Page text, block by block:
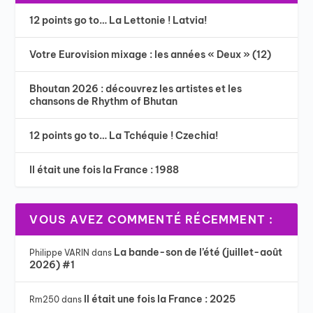
12 points go to… La Lettonie ! Latvia!
Votre Eurovision mixage : les années « Deux » (12)
Bhoutan 2026 : découvrez les artistes et les
chansons de Rhythm of Bhutan
12 points go to… La Tchéquie ! Czechia!
Il était une fois la France : 1988
VOUS AVEZ COMMENTÉ RÉCEMMENT :
Philippe VARIN dans La bande-son de l’été (juillet-août
2026) #1
Rm250 dans Il était une fois la France : 2025